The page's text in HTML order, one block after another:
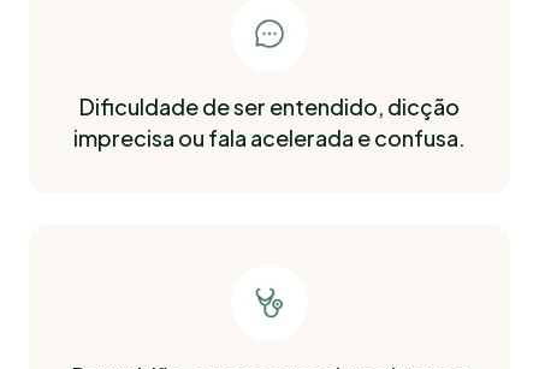
Dificuldade de ser entendido, dicção
imprecisa ou fala acelerada e confusa.